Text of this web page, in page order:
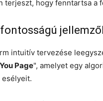
terjeszt, hogy fenntartsa a
intuitív tervezése
Page", amelyet egy